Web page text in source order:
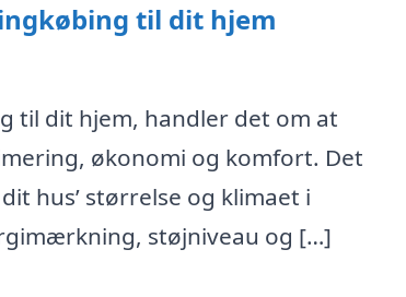
til dit hjem
til dit hjem, handler det om at
økonomi og komfort. Det
hus’ størrelse og klimaet i
støjniveau og […]